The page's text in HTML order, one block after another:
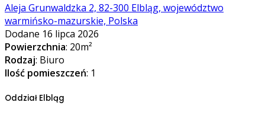
Aleja Grunwaldzka 2, 82-300 Elbląg, województwo
warmińsko-mazurskie, Polska
Dodane 16 lipca 2026
Powierzchnia: 20m²
Rodzaj: Biuro
Ilość pomieszczeń: 1
Oddział Elbląg